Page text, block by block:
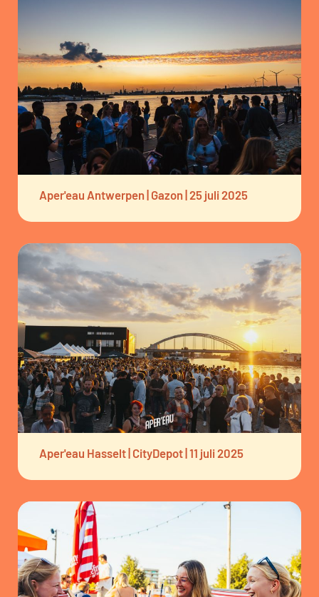
Aper'eau Antwerpen | Gazon | 25 juli 2025
Aper'eau Hasselt | CityDepot | 11 juli 2025